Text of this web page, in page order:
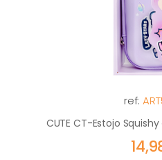
ref:
CUTE CT-Estojo